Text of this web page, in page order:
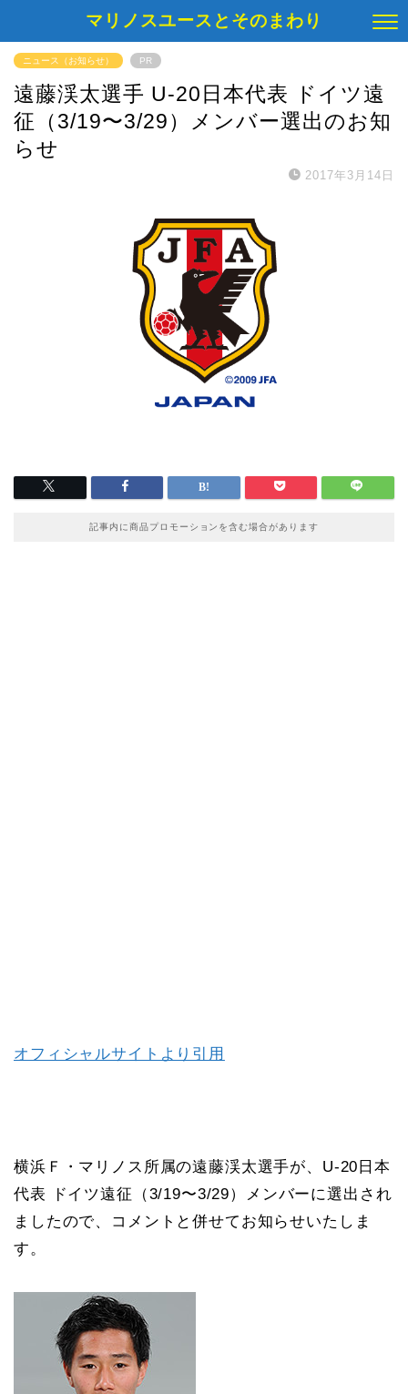
マリノスユースとそのまわり
ニュース（お知らせ） PR
遠藤渓太選手 U-20日本代表 ドイツ遠
征（3/19〜3/29）メンバー選出のお知
らせ
2017年3月14日
記事内に商品プロモーションを含む場合があります
オフィシャルサイトより引用
横浜Ｆ・マリノス所属の遠藤渓太選手が、U-20日本
代表 ドイツ遠征（3/19〜3/29）メンバーに選出され
ましたので、コメントと併せてお知らせいたしま
す。